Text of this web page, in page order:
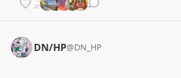
DN/HP@DN_HP